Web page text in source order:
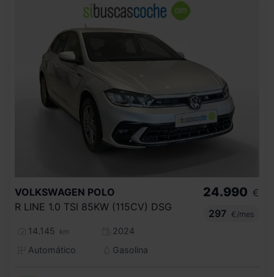
VOLKSWAGEN POLO
R LINE 1.0 TSI 85KW (115CV) DSG
14.145 km
2024
Automático
Gasolina
24.990 €
297
€/mes